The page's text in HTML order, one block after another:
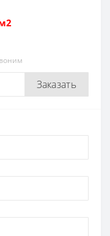
Заказать